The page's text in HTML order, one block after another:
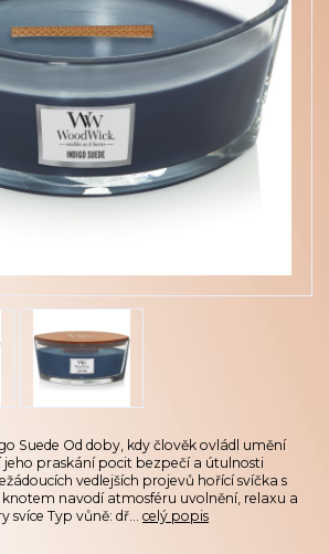
Suede Od doby, kdy člověk ovládl umění
praskání pocit bezpečí a útulnosti
vedlejších projevů hořící svíčka s
navodí atmosféru uvolnění, relaxu a
Typ vůně: dř... celý popis